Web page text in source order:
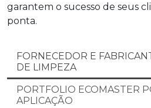
garantem o sucesso de seus
ponta.
FORNECEDOR E
DE LIMPEZA
PORTFOLIO ECOMASTER
APLICAÇÃO